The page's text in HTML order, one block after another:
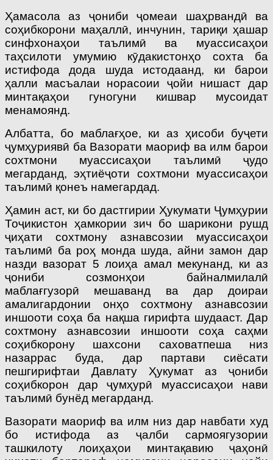
Ҳамасола аз ҷониби ҷомеаи шаҳрвандӣ ва
соҳибкорони маҳаллӣ, инчунин, тариқи ҳашар
синфхонаҳои таълимӣ ва муассисаҳои
таҳсилоти умумию кӯдакистонҳо сохта ба
истифода дода шуда истодаанд, ки барои
ҳалли масъалаи норасоии ҷойи нишаст дар
минтақаҳои гуногуни кишвар мусоидат
менамоянд.
Албатта, бо маблағҳое, ки аз ҳисоби буҷети
ҷумҳуриявӣ ба Вазорати маориф ва илм барои
сохтмони муассисаҳои таълимӣ ҷудо
мегарданд, эҳтиёҷоти сохтмони муассисаҳои
таълимӣ қонеъ намегардад.
Ҳамин аст, ки бо дастгирии Ҳукумати Ҷумҳурии
Тоҷикистон ҳамкории зич бо шарикони рушд
ҷиҳати сохтмону азнавсозии муассисаҳои
таълимӣ ба роҳ монда шуда, айни замон дар
назди вазорат 5 лоиҳа амал мекунанд, ки аз
ҷониби созмонҳои байналмилалӣ
маблағгузорӣ мешаванд ва дар доираи
амалигардонии онҳо сохтмону азнавсозии
иншооти соҳа ба нақша гирифта шудааст. Дар
сохтмону азнавсозии иншооти соҳа саҳми
соҳибкорону шахсони саховатпеша низ
назаррас буда, дар партави сиёсати
пешгирифтаи Давлату Ҳукумат аз ҷониби
соҳибкорон дар ҷумҳурӣ муассисаҳои нави
таълимӣ бунёд мегарданд.
Вазорати маориф ва илм низ дар навбати худ
бо истифода аз ҷалби сармоягузории
ташкилоту лоиҳаҳои минтақавию ҷаҳонӣ